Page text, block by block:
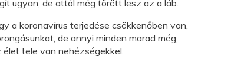
ugyan, de attól még törött lesz az a láb.
a koronavírus terjedése csökkenőben van,
de annyi minden marad még,
tele van nehézségekkel.